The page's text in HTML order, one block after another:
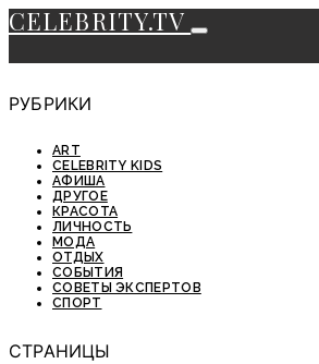
CELEBRITY.TV
РУБРИКИ
ART
CELEBRITY KIDS
АФИША
ДРУГОЕ
КРАСОТА
ЛИЧНОСТЬ
МОДА
ОТДЫХ
СОБЫТИЯ
СОВЕТЫ ЭКСПЕРТОВ
СПОРТ
СТРАНИЦЫ